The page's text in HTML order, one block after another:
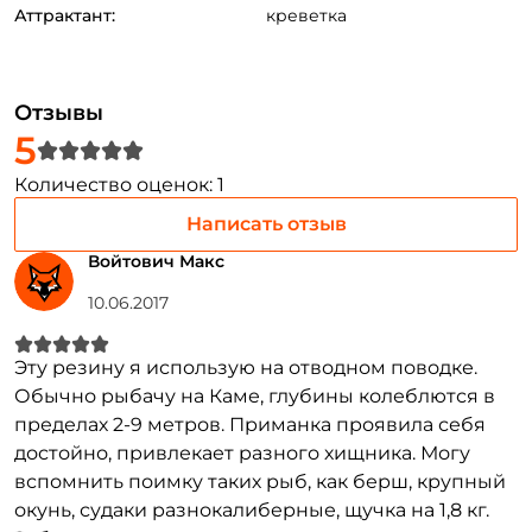
парусностью, что улучшает не только подвижность и
Силикон, из которого изготовлен виброхвост Keitech
Swing Impact Fat, пропитан аттрактантом, в его состав
также включены минеральные соли. Запах органики и
морепродуктов, который источает виброхвост Swing
Impact Fat очень устойчивый и сильный. В теле
приманки имеется несколько, нечасто встречающихся,
усовершенствований. Сделан специальный желобок и
нанесена специальная направляющая полоска, чтобы
легче было продеть офсетный крючок. Это дает
возможность лучше скрыть офсетный крючок в теле
виброхвоста Keitech Swing Impact Fat и избежать
неприятных мертвых зацепов и обрывов.
Аттрактант: креветка
Отзывы
5
Количество оценок: 1
Написать отзыв
Войтович Макс
10.06.2017
Эту резину я использую на отводном поводке.
Обычно рыбачу на Каме, глубины колеблются в
пределах 2-9 метров. Приманка проявила себя
достойно, привлекает разного хищника. Могу
вспомнить поимку таких рыб, как берш, крупный
окунь, судаки разнокалиберные, щучка на 1,8 кг.
Создать аккаунт
ФИО: *
Номер телефона: *
Придумайте пароль: *